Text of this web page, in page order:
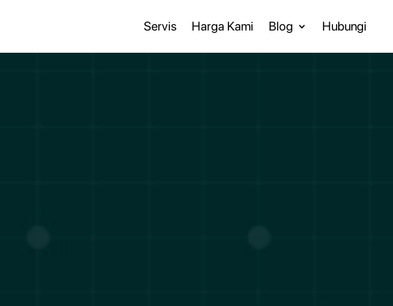
Servis Harga Kami Blog Hubungi